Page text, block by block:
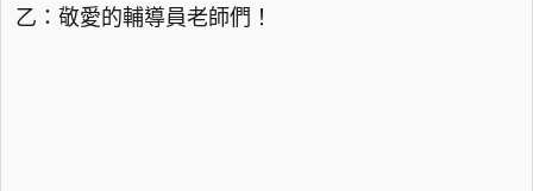
乙：敬愛的輔導員老師們！